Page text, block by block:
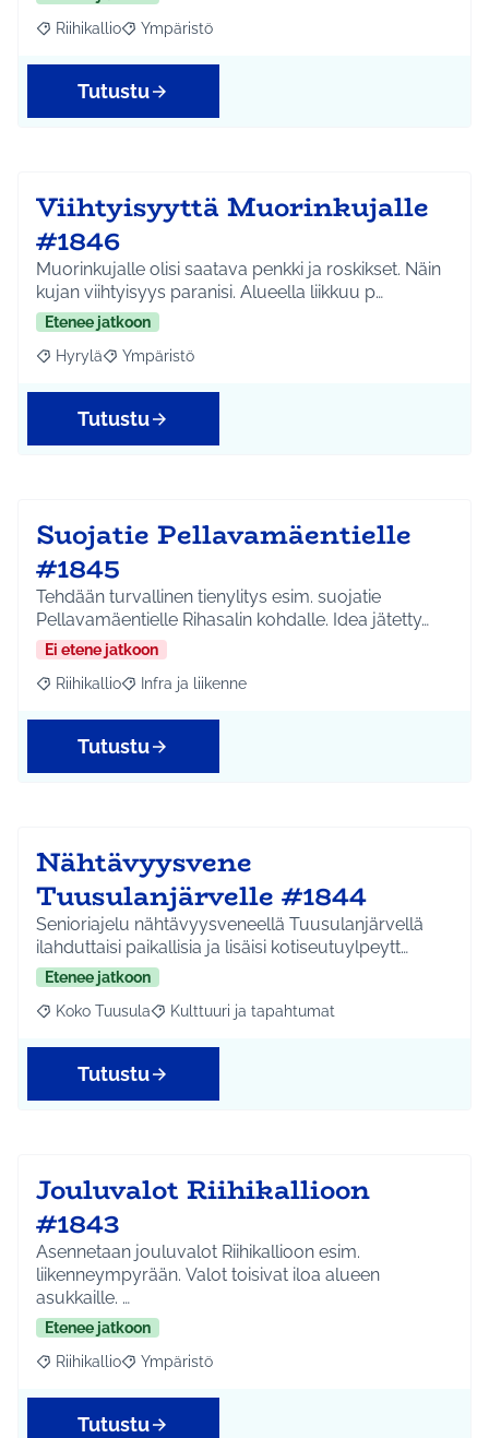
Rajaa tulokset aihepiirin mukaan: Riihikallio
Riihikallio Rajaa tulokset teeman mukaan: Ympäristö
Ympäristö
Tutustu
Viihtyisyyttä Muorinkujalle
#1846
Muorinkujalle olisi saatava penkki ja roskikset. Näin
kujan viihtyisyys paranisi. Alueella liikkuu p…
Etenee jatkoon
Rajaa tulokset aihepiirin mukaan: Hyrylä
Hyrylä Rajaa tulokset teeman mukaan: Ympäristö
Ympäristö
Tutustu
Suojatie Pellavamäentielle
#1845
Tehdään turvallinen tienylitys esim. suojatie
Pellavamäentielle Rihasalin kohdalle. Idea jätetty…
Ei etene jatkoon
Rajaa tulokset aihepiirin mukaan: Riihikallio
Riihikallio Rajaa tulokset teeman mukaan: Infra ja liikenne
Infra ja liikenne
Tutustu
Nähtävyysvene
Tuusulanjärvelle #1844
Senioriajelu nähtävyysveneellä Tuusulanjärvellä
ilahduttaisi paikallisia ja lisäisi kotiseutuylpeytt…
Etenee jatkoon
Rajaa tulokset aihepiirin mukaan: Koko Tuusula
Koko Tuusula Rajaa tulokset teeman mukaan: Kulttuuri ja
Kulttuuri ja tapahtumat
Tutustu
Jouluvalot Riihikallioon
#1843
Asennetaan jouluvalot Riihikallioon esim.
liikenneympyrään. Valot toisivat iloa alueen
asukkaille. …
Etenee jatkoon
Rajaa tulokset aihepiirin mukaan: Riihikallio
Riihikallio Rajaa tulokset teeman mukaan: Ympäristö
Ympäristö
Tutustu